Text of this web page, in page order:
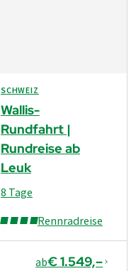
SCHWEIZ
Wallis-
Rundfahrt |
Rundreise ab
Leuk
Rennradreise
8 Tage
ab€ 1.549,–